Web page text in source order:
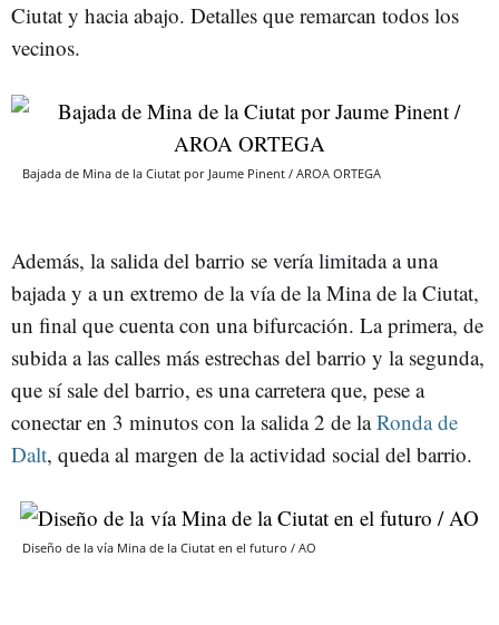
Ciutat y hacia abajo. Detalles que remarcan todos los
vecinos.
Bajada de Mina de la Ciutat por Jaume Pinent / AROA ORTEGA
Además, la salida del barrio se vería limitada a una
bajada y a un extremo de la vía de la Mina de la Ciutat,
un final que cuenta con una bifurcación. La primera, de
subida a las calles más estrechas del barrio y la segunda,
que sí sale del barrio, es una carretera que, pese a
conectar en 3 minutos con la salida 2 de laRonda de
Dalt, queda al margen de la actividad social del barrio.
Diseño de la vía Mina de la Ciutat en el futuro / AO